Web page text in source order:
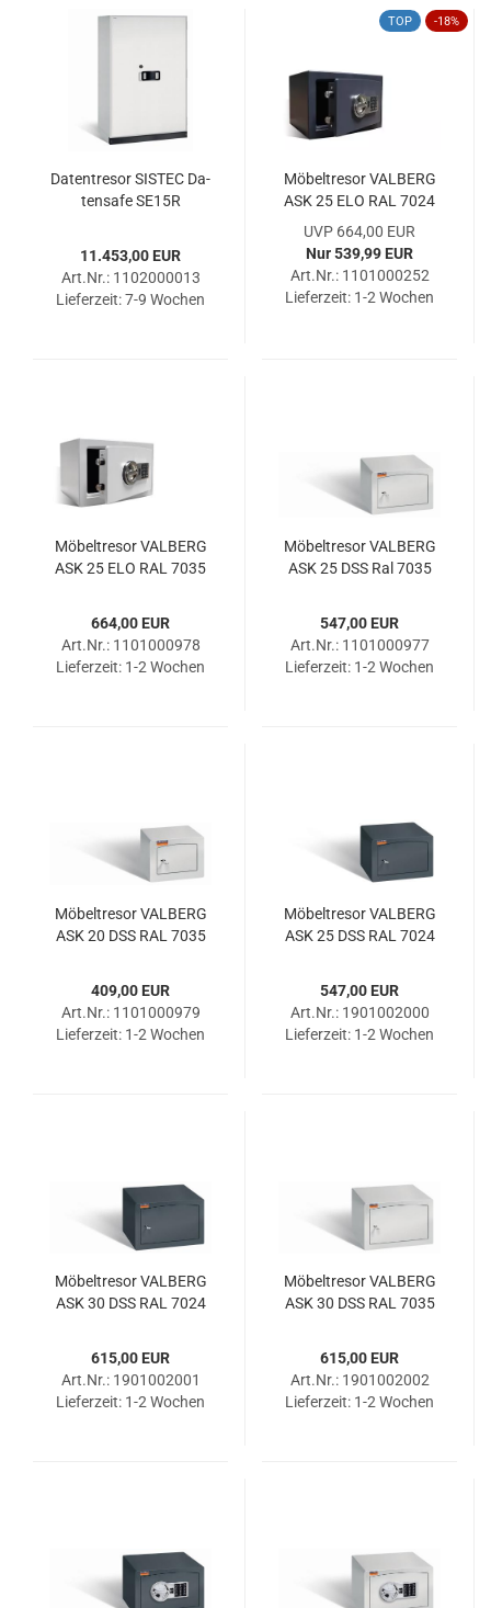
Da­ten­tre­sor SIS­TEC Da­
ten­safe SE15R
11.453,00 EUR
Art.Nr.: 1102000013
Lieferzeit:7-9 Wochen
TOP -18%
Mö­bel­tre­sor VAL­BERG
ASK 25 ELO RAL 7024
UVP 664,00 EUR
Nur 539,99 EUR
Art.Nr.: 1101000252
Lieferzeit: 1-2 Wochen
Mö­bel­tre­sor VAL­BERG
ASK 25 ELO RAL 7035
664,00 EUR
Art.Nr.: 1101000978
Lieferzeit: 1-2 Wochen
Mö­bel­tre­sor VAL­BERG
ASK 25 DSS Ral 7035
547,00 EUR
Art.Nr.: 1101000977
Lieferzeit: 1-2 Wochen
Mö­bel­tre­sor VAL­BERG
ASK 20 DSS RAL 7035
409,00 EUR
Art.Nr.: 1101000979
Lieferzeit: 1-2 Wochen
Mö­bel­tre­sor VAL­BERG
ASK 25 DSS RAL 7024
547,00 EUR
Art.Nr.: 1901002000
Lieferzeit: 1-2 Wochen
Mö­bel­tre­sor VAL­BERG
ASK 30 DSS RAL 7024
615,00 EUR
Art.Nr.: 1901002001
Lieferzeit: 1-2 Wochen
Mö­bel­tre­sor VAL­BERG
ASK 30 DSS RAL 7035
615,00 EUR
Art.Nr.: 1901002002
Lieferzeit: 1-2 Wochen